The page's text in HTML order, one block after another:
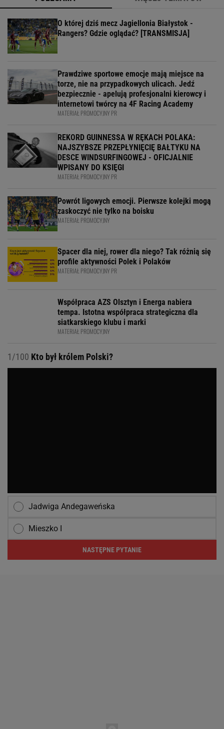
O której dziś mecz Jagiellonia Białystok -
Rangers? Gdzie oglądać? [TRANSMISJA]
Prawdziwe sportowe emocje mają miejsce na
torze, nie na przypadkowych ulicach. Jedź
bezpiecznie - apelują profesjonalni kierowcy i
internetowi twórcy na 4F Racing Academy
MATERIAŁ PROMOCYJNY PR
REKORD GUINNESSA W RĘKACH POLAKA:
NAJSZYBSZE PRZEPŁYNIĘCIĘ BAŁTYKU NA
DESCE WINDSURFINGOWEJ - OFICJALNIE
WPISANY DO KSIĘGI
MATERIAŁ PROMOCYJNY PR
Powrót ligowych emocji. Pierwsze kolejki mogą
zaskoczyć nie tylko na boisku
MATERIAŁ PROMOCYJNY
Spacer dla niej, rower dla niego? Tak różnią się
profile aktywności Polek i Polaków
MATERIAŁ PROMOCYJNY PR
Współpraca AZS Olsztyn i Energa nabiera
tempa. Istotna współpraca strategiczna dla
siatkarskiego klubu i marki
MATERIAŁ PROMOCYJNY
1/100 Kto był królem Polski?
Jadwiga Andegaweńska
Mieszko I
NASTĘPNE PYTANIE